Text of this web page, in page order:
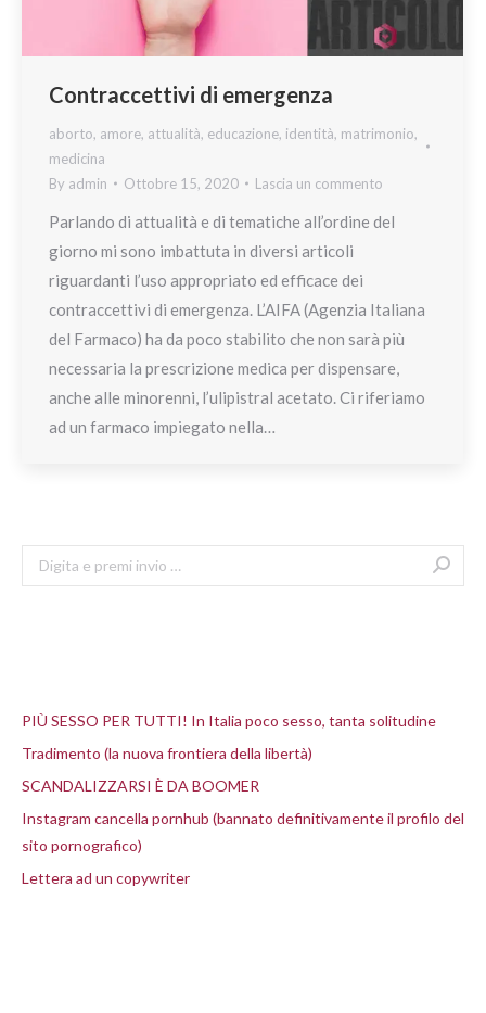
Contraccettivi di emergenza
aborto, amore, attualità, educazione, identità, matrimonio,
medicina
By admin Ottobre 15, 2020 Lascia un commento
Parlando di attualità e di tematiche all’ordine del
giorno mi sono imbattuta in diversi articoli
riguardanti l’uso appropriato ed efficace dei
contraccettivi di emergenza. L’AIFA (Agenzia Italiana
del Farmaco) ha da poco stabilito che non sarà più
necessaria la prescrizione medica per dispensare,
anche alle minorenni, l’ulipistral acetato. Ci riferiamo
ad un farmaco impiegato nella…
Search:
PIÙ SESSO PER TUTTI! In Italia poco sesso, tanta solitudine
Tradimento (la nuova frontiera della libertà)
SCANDALIZZARSI È DA BOOMER
Instagram cancella pornhub (bannato definitivamente il profilo del
sito pornografico)
Lettera ad un copywriter